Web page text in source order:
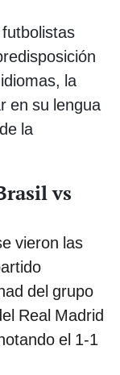
la
en su lengua
la
vs
vieron las
del grupo
Real Madrid
el 1-1